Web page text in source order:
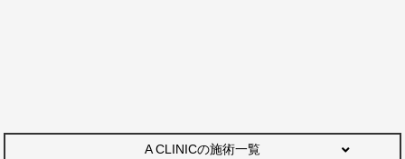
A CLINICの施術一覧